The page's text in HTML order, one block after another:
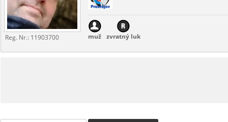
Reg. Nr.: 11903700 muž zvratný luk